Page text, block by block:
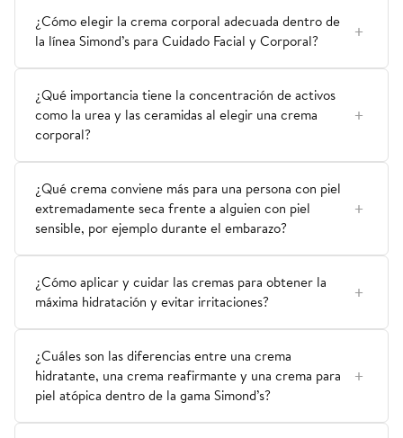
¿Cómo elegir la crema corporal adecuada dentro de
la línea Simond’s para Cuidado Facial y Corporal?
¿Qué importancia tiene la concentración de activos
como la urea y las ceramidas al elegir una crema
corporal?
¿Qué crema conviene más para una persona con piel
extremadamente seca frente a alguien con piel
sensible, por ejemplo durante el embarazo?
¿Cómo aplicar y cuidar las cremas para obtener la
máxima hidratación y evitar irritaciones?
¿Cuáles son las diferencias entre una crema
hidratante, una crema reafirmante y una crema para
piel atópica dentro de la gama Simond’s?